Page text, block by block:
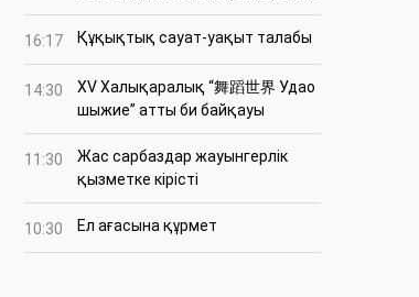
16:17 Құқықтық сауат-уақыт талабы
14:30
XV Халықаралық “舞蹈世界 Удао
шыжие” атты би байқауы
11:30
Жас сарбаздар жауынгерлік
қызметке кірісті
10:30 Ел ағасына құрмет